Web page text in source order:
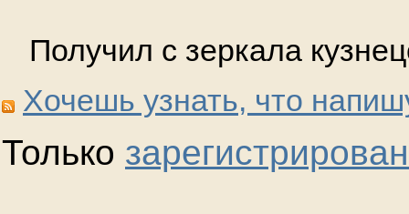
Получил с зеркала
Хочешь узнать, что
Только